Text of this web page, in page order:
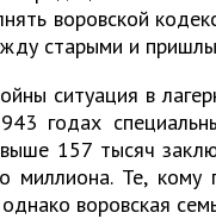
воровской
старыми и
ситуация в
годах
157 тысяч
миллиона. Те, кому
однако воровская